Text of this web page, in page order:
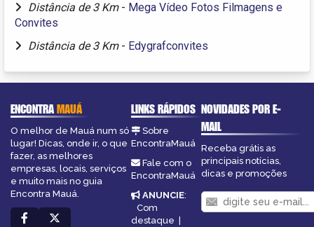
Distância de 3 Km - Mega Vídeo Fotos Filmagens e
Convites
Distância de 3 Km - Edygrafconvites
ENCONTRAMAUÁ
O melhor de Mauá num só
lugar! Dicas, onde ir, o que
fazer, as melhores
empresas, locais, serviços
e muito mais no guia
Encontra Mauá.
LINKS RÁPIDOS
Sobre
EncontraMauá
Fale com o
EncontraMauá
ANUNCIE:
Com
destaque
NOVIDADES POR E-
MAIL
Receba grátis as
principais notícias,
dicas e promoções